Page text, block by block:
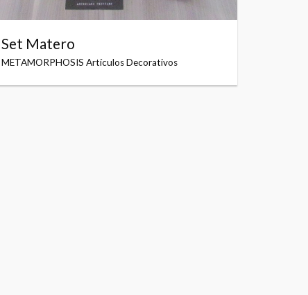
Set Matero
METAMORPHOSIS Artículos Decorativos